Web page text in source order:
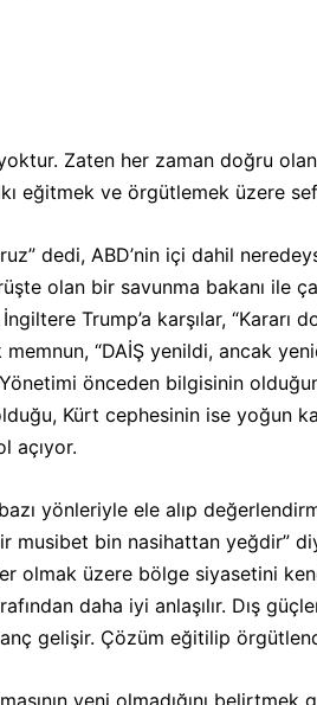
Zaten her zaman doğru
eğitmek ve örgütlemek üzere
dedi, ABD’nin içi dahil
olan bir savunma bakanı ile
Trump’a karşılar, “Kararı
“DAİŞ yenildi, ancak
Yönetimi önceden bilgisinin
Kürt cephesinin ise yoğun
açıyor.
yönleriyle ele alıp
musibet bin nasihattan yeğdir”
olmak üzere bölge siyasetini
daha iyi anlaşılır. Dış
gelişir. Çözüm eğitilip
yeni olmadığını